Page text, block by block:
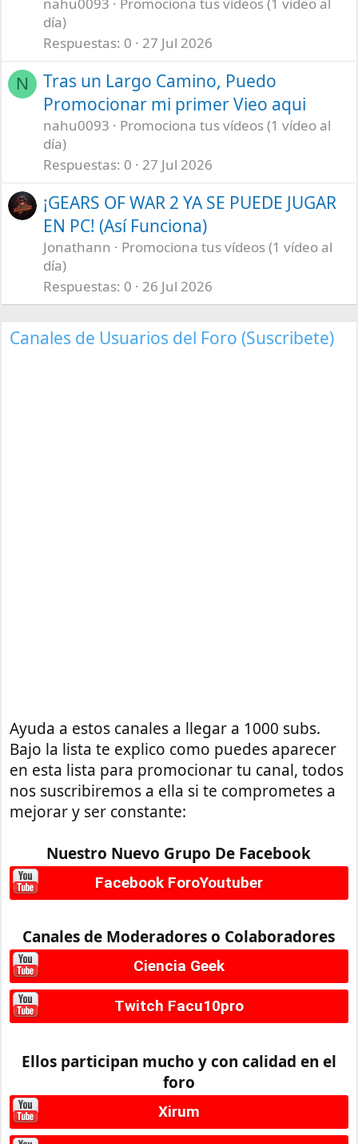
día)
Respuestas 0 27 Jul 2026
N
Tras un Largo Camino, Puedo
Promocionar mi primer Vieo aqui
nahu0093
Promociona tus vídeos (1 vídeo al
día)
Respuestas 0 27 Jul 2026
¡GEARS OF WAR 2 YA SE PUEDE JUGAR
EN PC! (Así Funciona)
Jonathann
Promociona tus vídeos (1 vídeo al
día)
Respuestas 0 26 Jul 2026
Canales de Usuarios del Foro (Suscribete)
Ayuda a estos canales a llegar a 1000 subs.
Bajo la lista te explico como puedes aparecer
en esta lista para promocionar tu canal, todos
nos suscribiremos a ella si te comprometes a
mejorar y ser constante:
Nuestro Nuevo Grupo De Facebook
Facebook ForoYoutuber
Canales de Moderadores o Colaboradores
Ciencia Geek
Twitch Facu10pro
Ellos participan mucho y con calidad en el
foro
Xirum